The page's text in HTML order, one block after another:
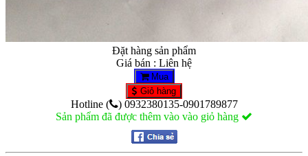
Đặt hàng sản phẩm
Giá bán : Liên hệ
Mua
Giỏ hàng
Hotline (
) 0932380135-0901789877
Sản phẩm đã được thêm vào vào giỏ hàng